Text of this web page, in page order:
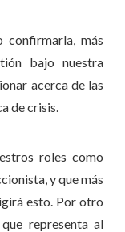
confirmarla, más
bajo nuestra
acerca de las
de crisis.
roles como
y que más
esto. Por otro
representa al